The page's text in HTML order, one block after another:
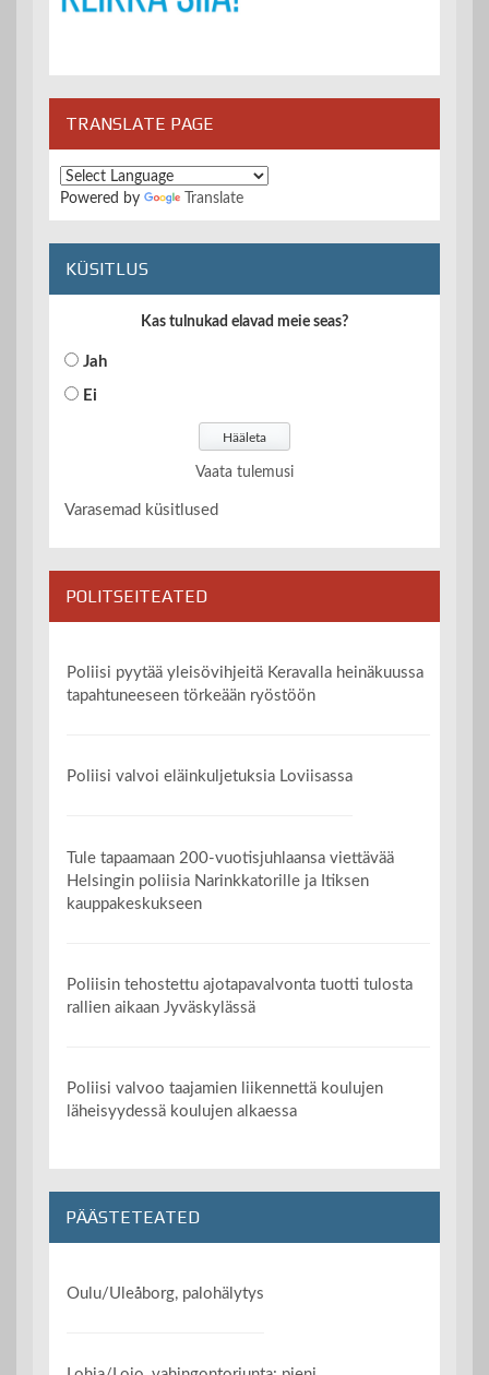
TRANSLATE PAGE
Powered by Translate
KÜSITLUS
Kas tulnukad elavad meie seas?
Jah
Ei
Vaata tulemusi
Varasemad küsitlused
POLITSEITEATED
Poliisi pyytää yleisövihjeitä Keravalla heinäkuussa
tapahtuneeseen törkeään ryöstöön
Poliisi valvoi eläinkuljetuksia Loviisassa
Tule tapaamaan 200-vuotisjuhlaansa viettävää
Helsingin poliisia Narinkkatorille ja Itiksen
kauppakeskukseen
Poliisin tehostettu ajotapavalvonta tuotti tulosta
rallien aikaan Jyväskylässä
Poliisi valvoo taajamien liikennettä koulujen
läheisyydessä koulujen alkaessa
PÄÄSTETEATED
Oulu/Uleåborg, palohälytys